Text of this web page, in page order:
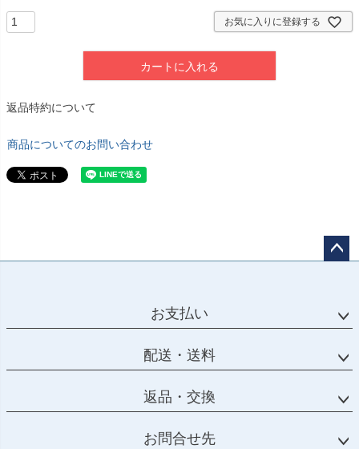
お気に入りに登録する
カートに入れる
返品特約について
商品についてのお問い合わせ
お支払い
配送・送料
返品・交換
お問合せ先